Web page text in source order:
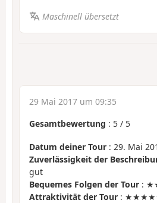
Maschinell übersetzt
29 Mai 2017 um 09:35
Gesamtbewertung : 5 / 5
Datum deiner Tour : 29. Mai
Zuverlässigkeit der
gut
Bequemes Folgen der Tour :
Attraktivität der Tour :